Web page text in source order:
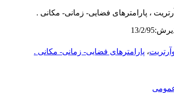
، پارامترهای فضایی- زمانی- مکانی .
، پارامترهای فضایی- زمانی- مکانی .